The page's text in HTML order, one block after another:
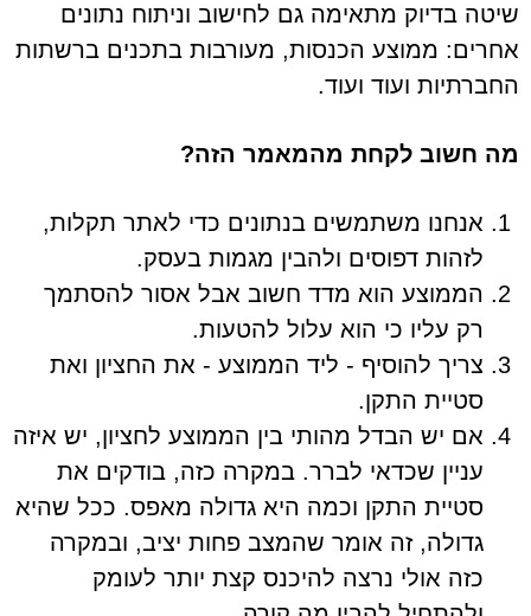
שיטה בדיוק מתאימה גם לחישוב וניתוח נתונים
אחרים: ממוצע הכנסות, מעורבות בתכנים ברשתות
החברתיות ועוד ועוד.
מה חשוב לקחת מהמאמר הזה?
אנחנו משתמשים בנתונים כדי לאתר תקלות,
לזהות דפוסים ולהבין מגמות בעסק.
הממוצע הוא מדד חשוב אבל אסור להסתמך
רק עליו כי הוא עלול להטעות.
צריך להוסיף - ליד הממוצע - את החציון ואת
סטיית התקן.
אם יש הבדל מהותי בין הממוצע לחציון, יש איזה
עניין שכדאי לברר. במקרה כזה, בודקים את
סטיית התקן וכמה היא גדולה מאפס. ככל שהיא
גדולה, זה אומר שהמצב פחות יציב, ובמקרה
כזה אולי נרצה להיכנס קצת יותר לעומק